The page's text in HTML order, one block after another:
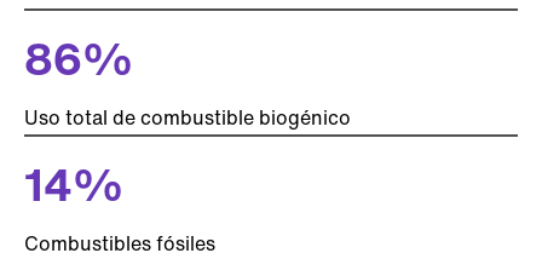
86%
Uso total de combustible biogénico
14%
Combustibles fósiles